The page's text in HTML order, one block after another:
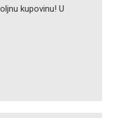
kupovinu! U